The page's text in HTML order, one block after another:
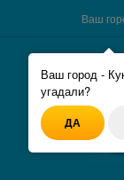
Ваш город -
угадали?
ДА
Ваш